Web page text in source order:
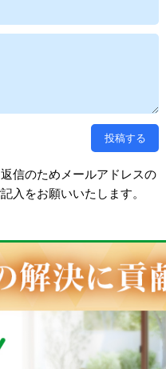
信のためメールアドレスの
入をお願いいたします。